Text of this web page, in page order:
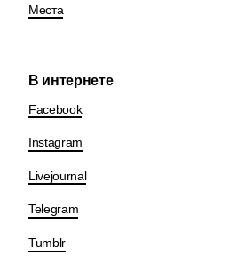
Места
В интернете
Facebook
Instagram
Livejournal
Telegram
Tumblr